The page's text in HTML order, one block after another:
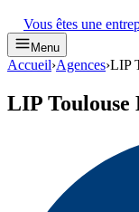
Vous êtes une
Menu
Accueil›Agences›LIP
LIP